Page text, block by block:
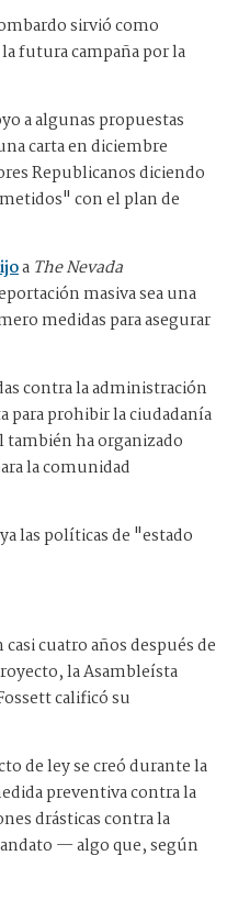
sirvió como
futura campaña por la
a algunas propuestas
carta en diciembre
Republicanos diciendo
con el plan de
a The Nevada
masiva sea una
medidas para asegurar
contra la administración
prohibir la ciudadanía
también ha organizado
la comunidad
las políticas de "estado
cuatro años después de
la Asambleísta
calificó su
de ley se creó durante la
preventiva contra la
drásticas contra la
— algo que, según